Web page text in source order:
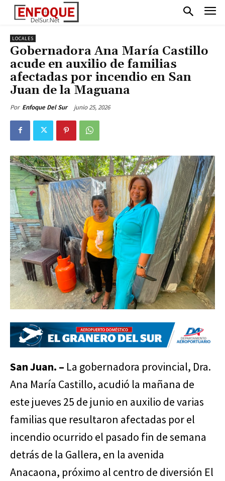
LOCALES
Gobernadora Ana María Castillo
acude en auxilio de familias
afectadas por incendio en San
Juan de la Maguana
Por Enfoque Del Sur junio 25, 2026
San Juan. – La gobernadora provincial, Dra.
Ana María Castillo, acudió la mañana de
este jueves 25 de junio en auxilio de varias
familias que resultaron afectadas por el
incendio ocurrido el pasado fin de semana
detrás de la Gallera, en la avenida
Anacaona, próximo al centro de diversión El